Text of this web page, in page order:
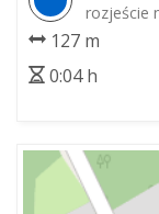
rozjeście
127 m
0:04 h